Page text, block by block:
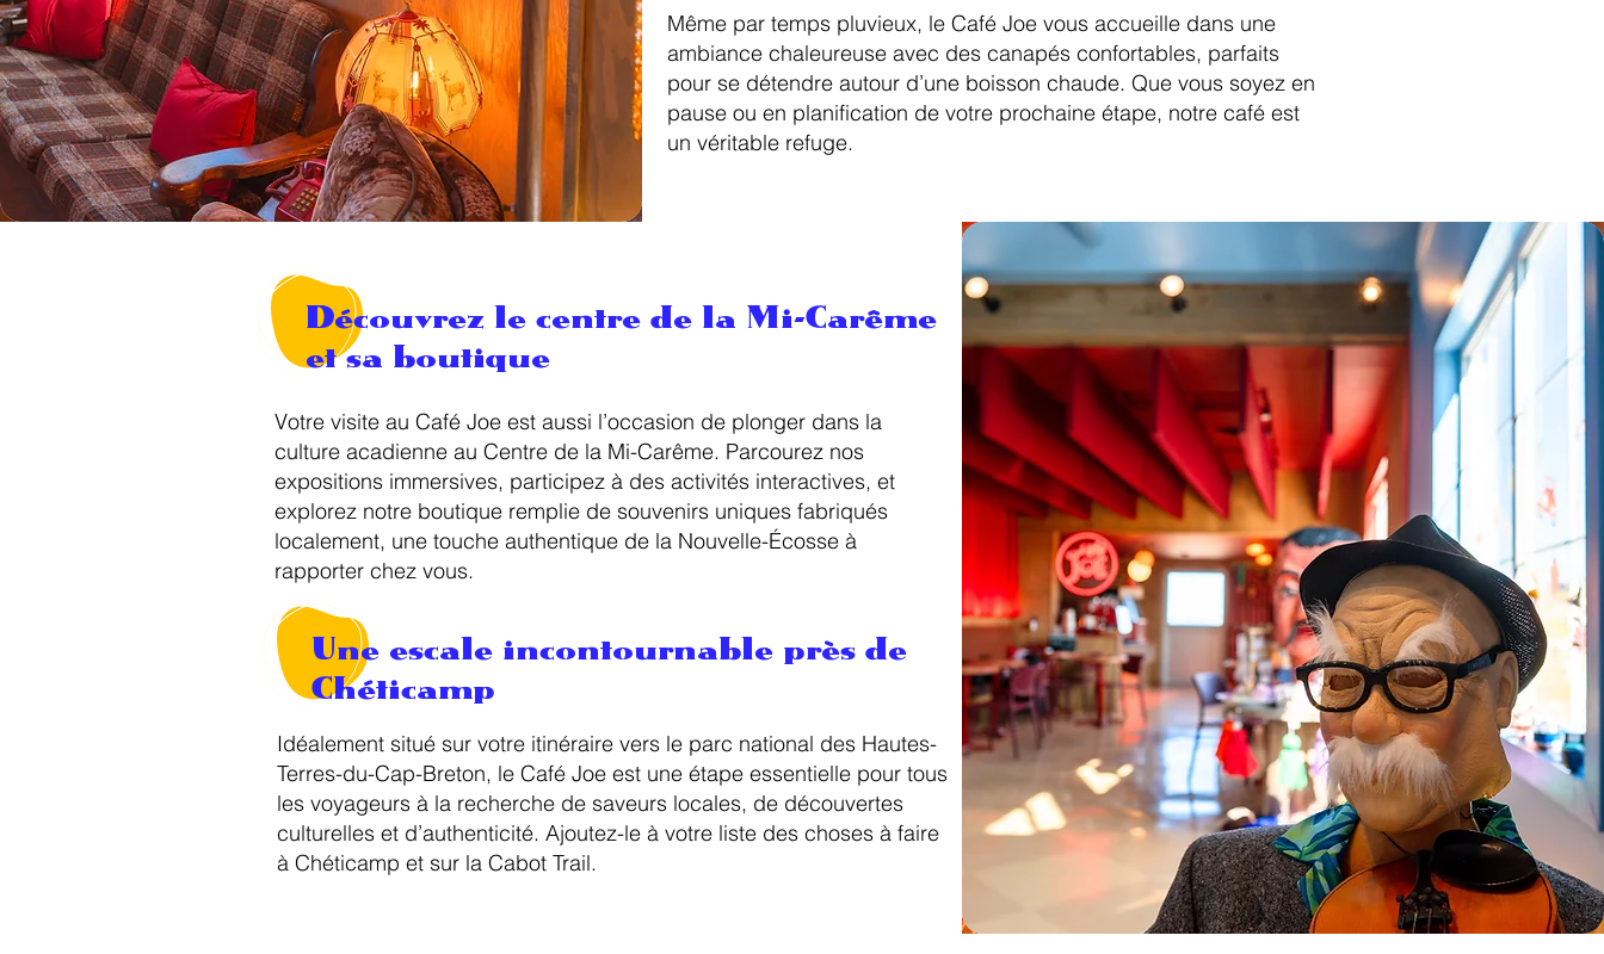
Même par temps pluvieux, le Café Joe vous accueille dans une
ambiance chaleureuse avec des canapés confortables, parfaits
pour se détendre autour d’une boisson chaude. Que vous soyez en
pause ou en planification de votre prochaine étape, notre café est
un véritable refuge.
Découvrez le centre de la Mi-Carême
et sa boutique
Votre visite au Café Joe est aussi l’occasion de plonger dans la
culture acadienne au Centre de la Mi-Carême. Parcourez nos
expositions immersives, participez à des activités interactives, et
explorez notre boutique remplie de souvenirs uniques fabriqués
localement, une touche authentique de la Nouvelle-Écosse à
rapporter chez vous.
Une escale incontournable près de
Chéticamp
Idéalement situé sur votre itinéraire vers le parc national des Hautes-
Terres-du-Cap-Breton, le Café Joe est une étape essentielle pour tous
les voyageurs à la recherche de saveurs locales, de découvertes
culturelles et d’authenticité. Ajoutez-le à votre liste des choses à faire
à Chéticamp et sur la Cabot Trail.